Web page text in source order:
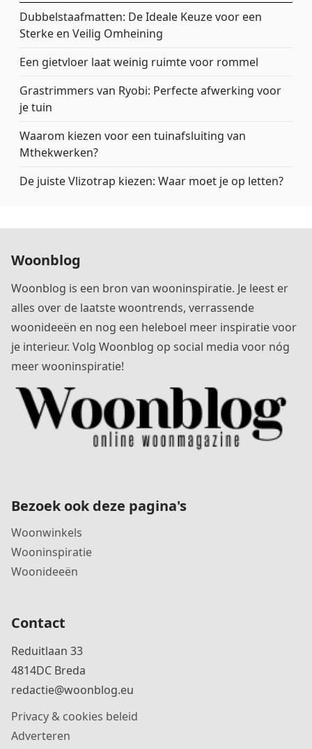
Dubbelstaafmatten: De Ideale Keuze voor een
Sterke en Veilig Omheining
Een gietvloer laat weinig ruimte voor rommel
Grastrimmers van Ryobi: Perfecte afwerking voor
je tuin
Waarom kiezen voor een tuinafsluiting van
Mthekwerken?
De juiste Vlizotrap kiezen: Waar moet je op letten?
Woonblog
Woonblog is een bron van wooninspiratie. Je leest er
alles over de laatste woontrends, verrassende
woonideeën en nog een heleboel meer inspiratie voor
je interieur. Volg Woonblog op social media voor nóg
meer wooninspiratie!
Bezoek ook deze pagina's
Woonwinkels
Wooninspiratie
Woonideeën
Contact
Reduitlaan 33
4814DC Breda
redactie@woonblog.eu
Privacy & cookies beleid
Adverteren